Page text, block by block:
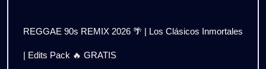
REGGAE 90s REMIX 2026 🌴 | Los Clásicos Inmortales
| Edits Pack 🔥 GRATIS